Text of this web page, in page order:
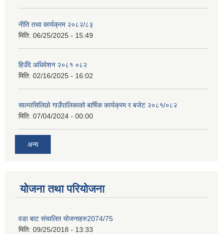
नीति तथा कार्यक्रम २०८२/८३
मिति: 06/25/2025 - 15:49
हिउँदे अधिवेशन २०८१ ०८२
मिति: 02/16/2025 - 16:02
साल्पासिलिछो गाउँपालिकाको बार्षिक कार्यक्रम र बजेट २०८१/०८२
मिति: 07/04/2024 - 00:00
अन्य
योजना तथा परियोजना
वडा बाट संचालित योजनाहरु2074/75
मिति: 09/25/2018 - 13:33